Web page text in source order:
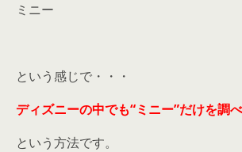
ミニー
という感じで・・・
ディズニーの中でも“ミニー”だけを調
という方法です。